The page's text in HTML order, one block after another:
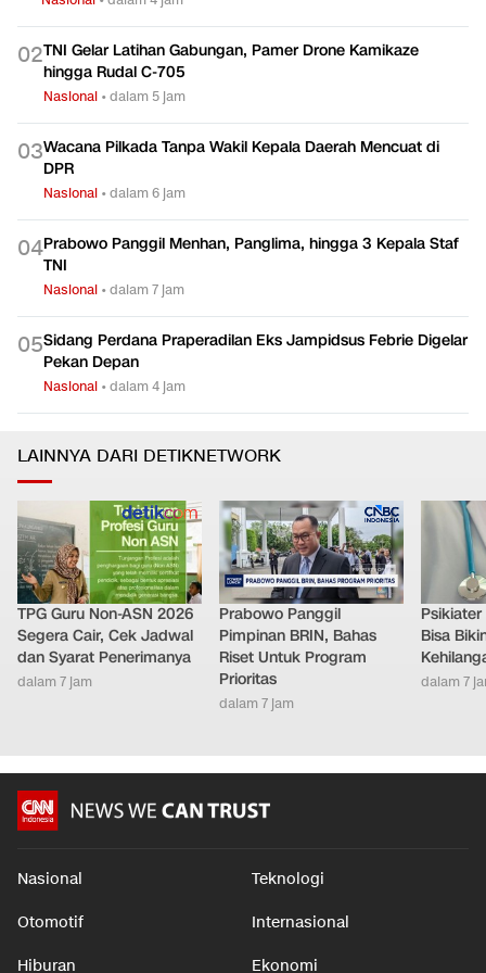
02TNI Gelar Latihan Gabungan, Pamer Drone Kamikaze
hingga Rudal C-705
Nasional •dalam 5 jam
03Wacana Pilkada Tanpa Wakil Kepala Daerah Mencuat di
DPR
Nasional •dalam 6 jam
04Prabowo Panggil Menhan, Panglima, hingga 3 Kepala Staf
TNI
Nasional •dalam 7 jam
05Sidang Perdana Praperadilan Eks Jampidsus Febrie Digelar
Pekan Depan
Nasional •dalam 4 jam
LAINNYA DARI DETIKNETWORK
TPG Guru Non-ASN 2026
Segera Cair, Cek Jadwal
dan Syarat Penerimanya
dalam 7 jam
Prabowo Panggil
Pimpinan BRIN, Bahas
Riset Untuk Program
Prioritas
dalam 7 jam
Bisa
dalam 7
Nasional Teknologi
Otomotif Internasional
Hiburan Ekonomi